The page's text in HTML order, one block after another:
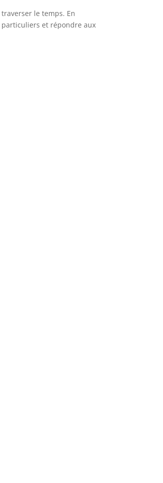
le temps. En
particuliers et répondre aux